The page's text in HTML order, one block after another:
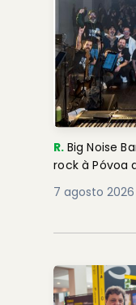
R. Big Noise
rock à Póvoa
7 agosto 2026